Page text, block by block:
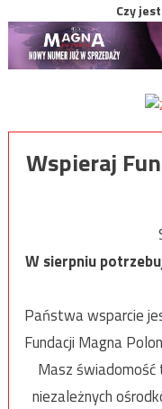
Czy
Wspieraj
W sierpniu
Państwa wsparcie
Fundacji Magna
Masz
niezależnych